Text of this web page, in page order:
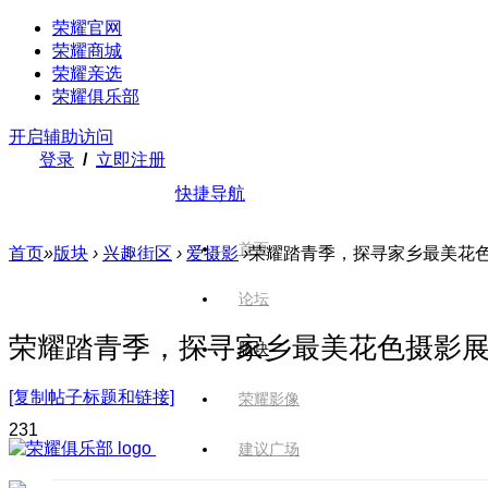
荣耀官网
荣耀商城
荣耀亲选
荣耀俱乐部
开启辅助访问
登录 / 立即注册
快捷导航
首页
论坛
版块
荣耀影像
建议广场
首页»版块 › 兴趣街区 › 爱摄影 ›荣耀踏青季，探寻家乡最美花
荣耀踏青季，探寻家乡最美花色摄影展
[复制帖子标题和链接]
231